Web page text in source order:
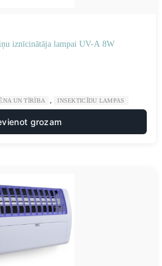
iznīcinātāja lampai UV-A 8W
UN TĪRĪBA INSEKTICĪDU LAMPAS
grozam